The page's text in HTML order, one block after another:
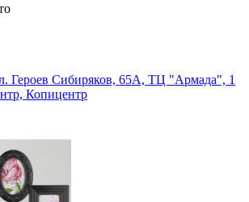
Героев Сибиряков, 65А, ТЦ "Армада", 1
Копицентр